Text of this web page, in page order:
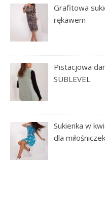
Grafitowa
rękawem
Pistacjowa
SUBLEVEL
Sukienka w
dla